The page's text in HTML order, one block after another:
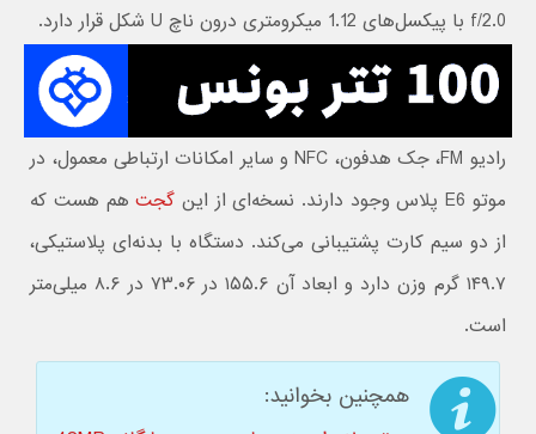
f/2.0 با پیکسل‌های 1.12 میکرومتری درون ناچ U شکل قرار دارد.
رادیو FM، جک هدفون، NFC و سایر امکانات ارتباطی معمول، در
موتو E6 پلاس وجود دارند. نسخه‌ای از این
گجتهم هست که
از دو سیم کارت پشتیبانی می‌کند. دستگاه با بدنه‌ای پلاستیکی،
۱۴۹.۷ گرم وزن دارد و ابعاد آن ۱۵۵.۶ در ۷۳.۰۶ در ۸.۶ میلی‌متر
است.
همچنین بخوانید: